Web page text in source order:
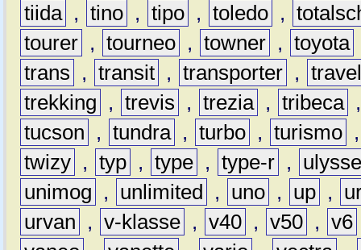
tiida , tino , tipo , toledo ,
tourer , tourneo , towner , toyota
trans
, transit , transporter ,
trekking
, trevis , trezia , tribeca
tucson
, tundra , turbo , turismo
twizy , typ , type , type-r ,
unimog
, unlimited , uno , up ,
urvan
, v-klasse , v40 , v50 , v6